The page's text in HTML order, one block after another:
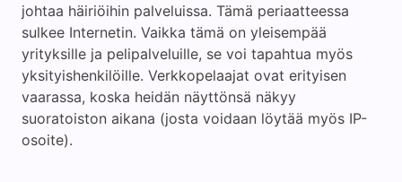
johtaa häiriöihin palveluissa. Tämä periaatteessa
sulkee Internetin. Vaikka tämä on yleisempää
yrityksille ja pelipalveluille, se voi tapahtua myös
yksityishenkilöille. Verkkopelaajat ovat erityisen
vaarassa, koska heidän näyttönsä näkyy
suoratoiston aikana (josta voidaan löytää myös IP-
osoite).